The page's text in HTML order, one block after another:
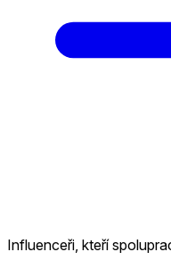
Influenceři, kteří